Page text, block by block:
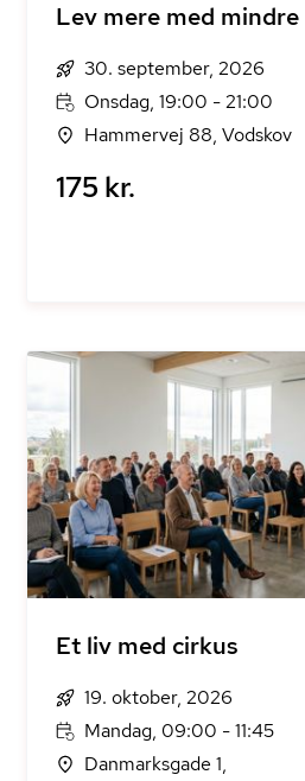
Lev mere med mindre
30. september, 2026
Onsdag, 19:00 - 21:00
Hammervej 88, Vodskov
175 kr.
Et liv med cirkus
19. oktober, 2026
Mandag, 09:00 - 11:45
Danmarksgade 1,